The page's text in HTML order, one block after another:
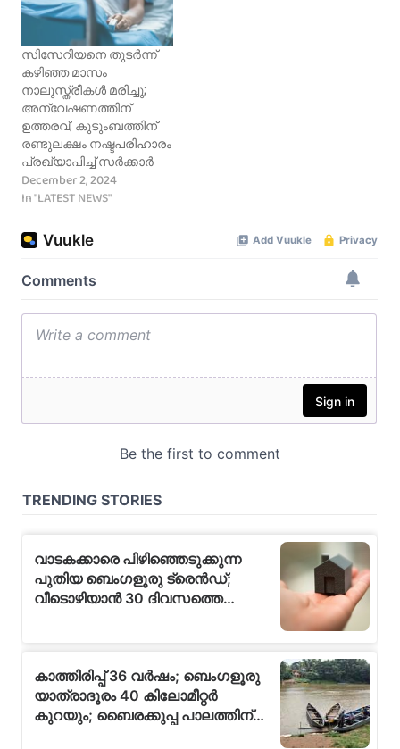
സിസേറിയനെ തുടർന്ന്
കഴിഞ്ഞ മാസം
നാലുസ്ത്രീകൾ മരിച്ചു;
അന്വേഷണത്തിന്
ഉത്തരവ്; കുടുംബത്തിന്
രണ്ടുലക്ഷം നഷ്ടപരിഹാരം
പ്രഖ്യാപിച്ച് സർക്കാർ
December 2, 2024
In "LATEST NEWS"